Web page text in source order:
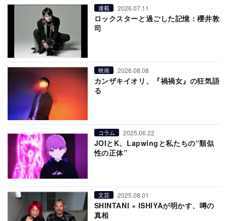
連載 2026.07.11
ロックスターと過ごした記憶：櫻井敦
司
映画 2026.08.08
カンザキイオリ、『禍禍女』の狂気語
る
コラム 2025.06.22
JOIとK、Lapwingと私たちの“類似
性の正体”
文芸 2025.08.01
SHINTANI × ISHIYAが明かす、噂の
真相